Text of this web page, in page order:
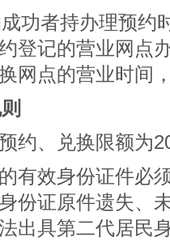
功者持办理预约
登记的营业网点
网点的营业时间
约、兑换限额为
有效身份证件必
份证原件遗失、
出具第二代居民